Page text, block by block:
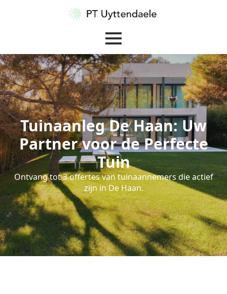
Tuinaanleg De Haan: Uw
Partner voor de Perfecte
Tuin
Ontvang tot 3 offertes van tuinaannemers die actief
zijn in De Haan.